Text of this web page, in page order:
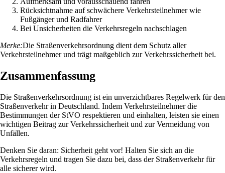
Rücksichtnahme auf schwächere Verkehrsteilnehmer wie
Fußgänger und Radfahrer
Bei Unsicherheiten die Verkehrsregeln nachschlagen
Merke:Die Straßenverkehrsordnung dient dem Schutz aller
Verkehrsteilnehmer und trägt maßgeblich zur Verkehrssicherheit bei.
Zusammenfassung
Die Straßenverkehrsordnung ist ein unverzichtbares Regelwerk für den
Straßenverkehr in Deutschland. Indem Verkehrsteilnehmer die
Bestimmungen der StVO respektieren und einhalten, leisten sie einen
wichtigen Beitrag zur Verkehrssicherheit und zur Vermeidung von
Unfällen.
Denken Sie daran: Sicherheit geht vor! Halten Sie sich an die
Verkehrsregeln und tragen Sie dazu bei, dass der Straßenverkehr für
alle sicherer wird.